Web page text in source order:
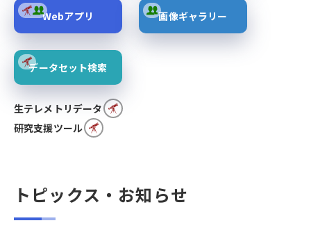
Webアプリ 画像ギャラリー
データセット検索
生テレメトリデータ
研究支援ツール
トピックス・お知らせ